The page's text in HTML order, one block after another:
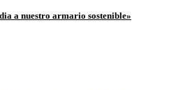
a nuestro armario sostenible»